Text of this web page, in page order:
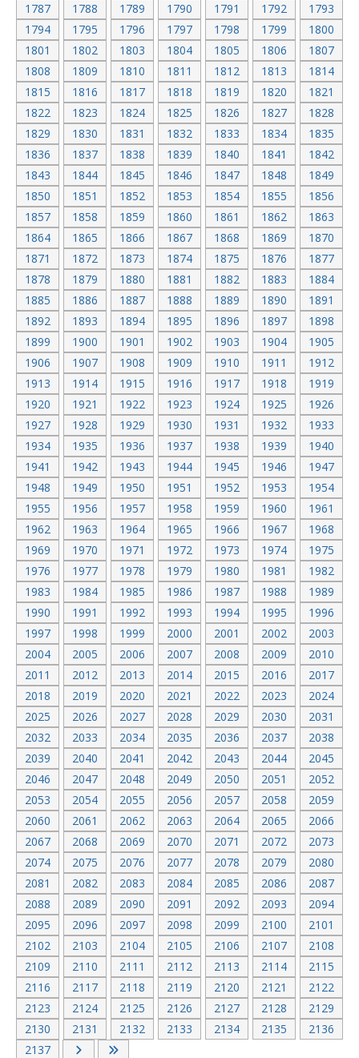
1787
1788 1789 1790 1791 1792
1793
1794
1795 1796 1797 1798 1799
1800
1801
1802 1803 1804 1805 1806
1807
1808
1809 1810 1811 1812 1813
1814
1815
1816 1817 1818 1819 1820
1821
1822
1823 1824 1825 1826 1827
1828
1829
1830 1831 1832 1833 1834
1835
1836
1837 1838 1839 1840 1841
1842
1843
1844 1845 1846 1847 1848
1849
1850
1851 1852 1853 1854 1855
1856
1857
1858 1859 1860 1861 1862
1863
1864
1865 1866 1867 1868 1869
1870
1871
1872 1873 1874 1875 1876
1877
1878
1879 1880 1881 1882 1883
1884
1885
1886 1887 1888 1889 1890
1891
1892
1893 1894 1895 1896 1897
1898
1899
1900 1901 1902 1903 1904
1905
1906
1907 1908 1909 1910 1911
1912
1913
1914 1915 1916 1917 1918
1919
1920
1921 1922 1923 1924 1925
1926
1927
1928 1929 1930 1931 1932
1933
1934
1935 1936 1937 1938 1939
1940
1941
1942 1943 1944 1945 1946
1947
1948
1949 1950 1951 1952 1953
1954
1955
1956 1957 1958 1959 1960
1961
1962
1963 1964 1965 1966 1967
1968
1969
1970 1971 1972 1973 1974
1975
1976
1977 1978 1979 1980 1981
1982
1983
1984 1985 1986 1987 1988
1989
1990
1991 1992 1993 1994 1995
1996
1997
1998 1999 2000 2001 2002
2003
2004
2005 2006 2007 2008 2009
2010
2011
2012 2013 2014 2015 2016
2017
2018
2019 2020 2021 2022 2023
2024
2025
2026 2027 2028 2029 2030
2031
2032
2033 2034 2035 2036 2037
2038
2039
2040 2041 2042 2043 2044
2045
2046
2047 2048 2049 2050 2051
2052
2053
2054 2055 2056 2057 2058
2059
2060
2061 2062 2063 2064 2065
2066
2067
2068 2069 2070 2071 2072
2073
2074
2075 2076 2077 2078 2079
2080
2081
2082 2083 2084 2085 2086
2087
2088
2089 2090 2091 2092 2093
2094
2095
2096 2097 2098 2099 2100
2101
2102
2103 2104 2105 2106 2107
2108
2109
2110 2111 2112 2113 2114
2115
2116
2117 2118 2119 2120 2121
2122
2123
2124 2125 2126 2127 2128
2129
2130
2131 2132 2133 2134 2135
2136
2137